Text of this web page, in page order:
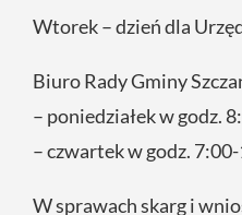
Wtorek – dzień dla
Biuro Rady Gminy
– poniedziałek w godz.
– czwartek w godz.
W sprawach skarg i